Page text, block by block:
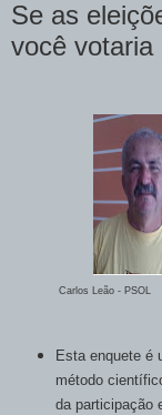
Se as
você votaria
Carlos Leão -
Esta enquete é
método
da participação